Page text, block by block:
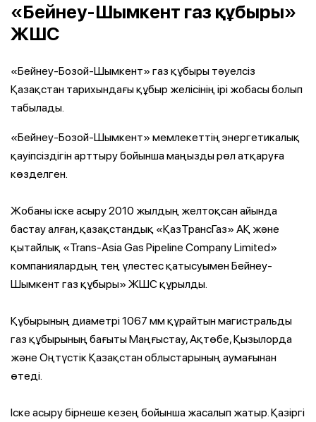
«Бейнеу-Шымкент газ құбыры»
ЖШС
«Бейнеу-Бозой-Шымкент» газ құбыры тәуелсіз
Қазақстан тарихындағы құбыр желісінің ірі жобасы болып
табылады.
«Бейнеу-Бозой-Шымкент» мемлекеттің энергетикалық
қауіпсіздігін арттыру бойынша маңызды рөл атқаруға
көзделген.
Жобаны іске асыру 2010 жылдың желтоқсан айында
бастау алған, қазақстандық «ҚазТрансГаз» АҚ және
қытайлық «Trans-Asia Gas Pipeline Cоmpany Limited»
компаниялардың тең үлестес қатысуымен Бейнеу-
Шымкент газ құбыры» ЖШС құрылды.
Құбырының диаметрі 1067 мм құрайтын магистральды
газ құбырының бағыты Маңғыстау, Ақтөбе, Қызылорда
және Оңтүстік Қазақстан облыстарының аумағынан
өтеді.
Іске асыру бірнеше кезең бойынша жасалып жатыр. Қазіргі